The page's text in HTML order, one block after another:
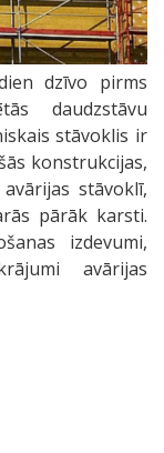
dzīvo pirms
daudzstāvu
stāvoklis ir
konstrukcijas,
stāvoklī,
pārāk karsti.
izdevumi,
avārijas